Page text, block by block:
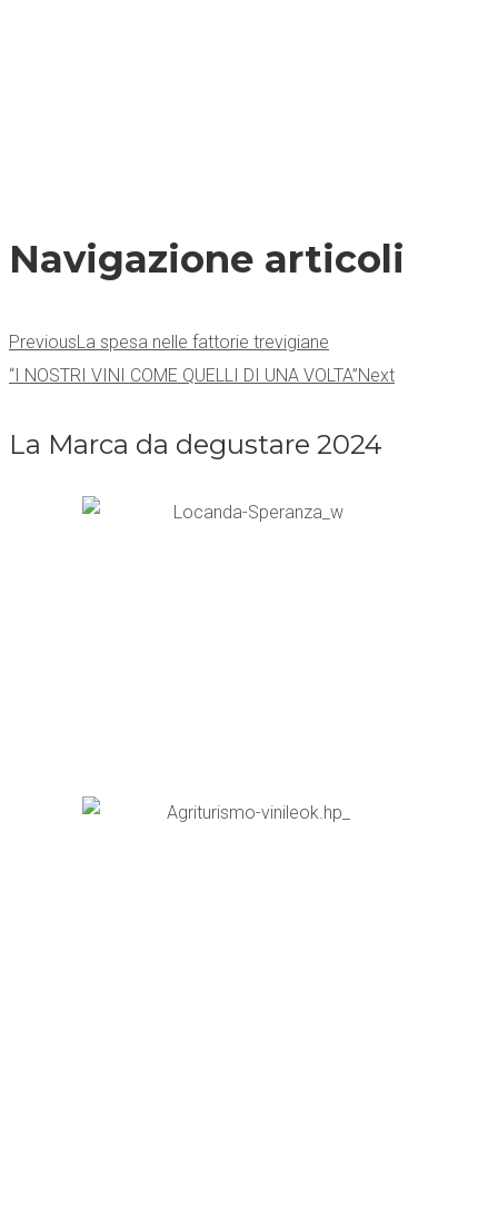
Navigazione articoli
PreviousLa spesa nelle fattorie trevigiane
“I NOSTRI VINI COME QUELLI DI UNA VOLTA”Next
La Marca da degustare 2024